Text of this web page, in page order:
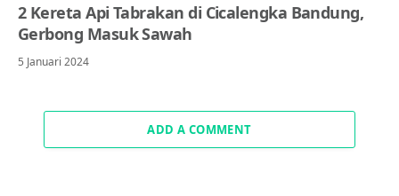
2 Kereta Api Tabrakan di Cicalengka Bandung,
Gerbong Masuk Sawah
5 Januari 2024
ADD A COMMENT